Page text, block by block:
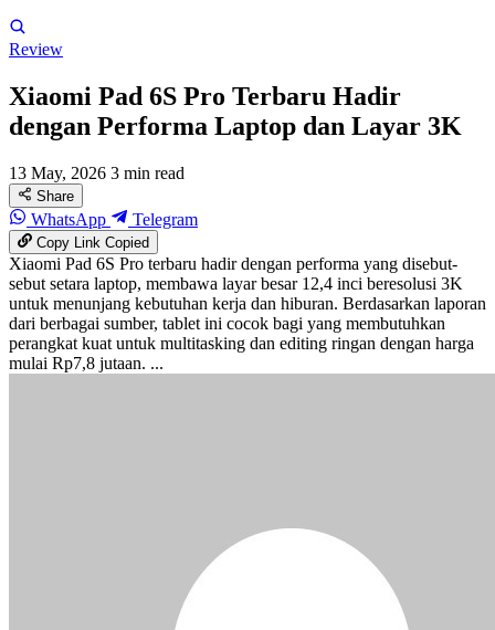
Review
Xiaomi Pad 6S Pro Terbaru Hadir
dengan Performa Laptop dan Layar 3K
13 May, 2026 3 min read
Share
WhatsApp Telegram
Copy LinkCopied
Xiaomi Pad 6S Pro terbaru hadir dengan performa yang disebut-
sebut setara laptop, membawa layar besar 12,4 inci beresolusi 3K
untuk menunjang kebutuhan kerja dan hiburan. Berdasarkan laporan
dari berbagai sumber, tablet ini cocok bagi yang membutuhkan
perangkat kuat untuk multitasking dan editing ringan dengan harga
mulai Rp7,8 jutaan. ...